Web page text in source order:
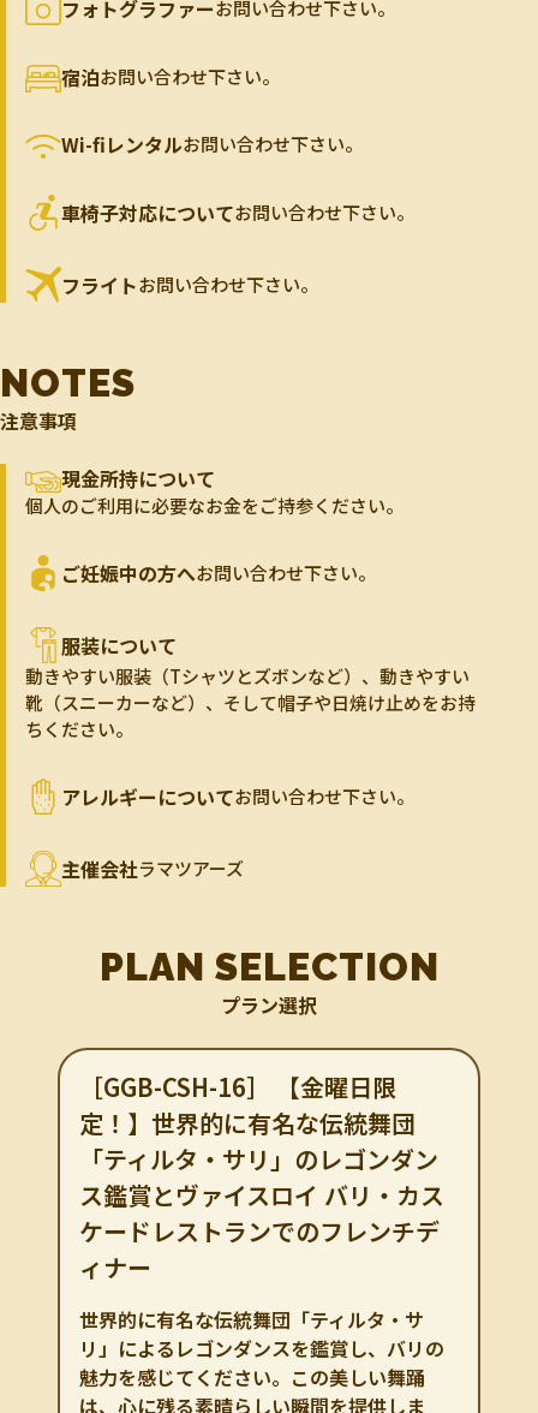
フォトグラファーお問い合わせ下さい。
宿泊お問い合わせ下さい。
Wi-fiレンタルお問い合わせ下さい。
車椅子対応についてお問い合わせ下さい。
フライトお問い合わせ下さい。
NOTES
注意事項
現金所持について
個人のご利用に必要なお金をご持参ください。
ご妊娠中の方へお問い合わせ下さい。
服装について
動きやすい服装（Tシャツとズボンなど）、動きやすい
靴（スニーカーなど）、そして帽子や日焼け止めをお持
ちください。
アレルギーについてお問い合わせ下さい。
主催会社ラマツアーズ
PLAN SELECTION
プラン選択
［GGB-CSH-16］ 【金曜日限
定！】世界的に有名な伝統舞団
「ティルタ・サリ」のレゴンダン
ス鑑賞とヴァイスロイ バリ・カス
ケードレストランでのフレンチデ
ィナー
世界的に有名な伝統舞団「ティルタ・サ
リ」によるレゴンダンスを鑑賞し、バリの
魅力を感じてください。この美しい舞踊
は、心に残る素晴らしい瞬間を提供しま